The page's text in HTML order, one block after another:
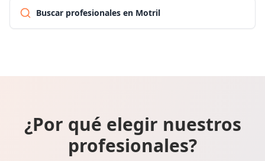
Buscar profesionales en Motril
¿Por qué elegir nuestros
profesionales?